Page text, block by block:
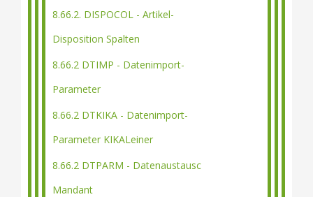
8.66.2. DISPOCOL - Artikel-
Disposition Spalten
8.66.2 DTIMP - Datenimport-
Parameter
8.66.2 DTKIKA - Datenimport-
Parameter KIKALeiner
8.66.2 DTPARM - Datenaustausc
Mandant